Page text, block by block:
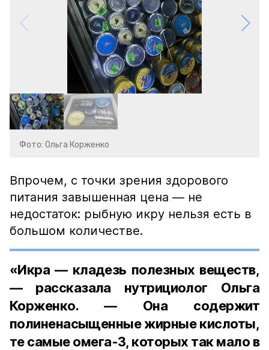
Фото: Ольга Корженко
Впрочем, с точки зрения здорового
питания завышенная цена — не
недостаток: рыбную икру нельзя есть в
большом количестве.
«Икра — кладезь полезных веществ,
— рассказала нутрициолог Ольга
Корженко. — Она содержит
полиненасыщенные жирные кислоты,
те самые омега-3, которых так мало в